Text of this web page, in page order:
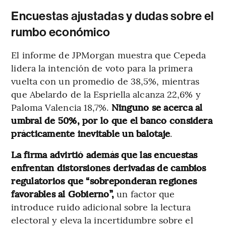
Encuestas ajustadas y dudas sobre el
rumbo económico
El informe de JPMorgan muestra que Cepeda
lidera la intención de voto para la primera
vuelta con un promedio de 38,5%, mientras
que Abelardo de la Espriella alcanza 22,6% y
Paloma Valencia 18,7%. Ninguno se acerca al
umbral de 50%, por lo que el banco considera
prácticamente inevitable un balotaje.
La firma advirtió además que las encuestas
enfrentan distorsiones derivadas de cambios
regulatorios que “sobreponderan regiones
favorables al Gobierno”, un factor que
introduce ruido adicional sobre la lectura
electoral y eleva la incertidumbre sobre el